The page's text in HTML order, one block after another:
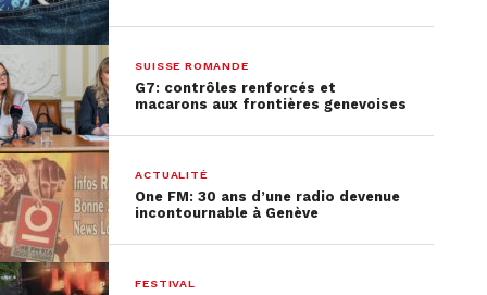
SUISSE ROMANDE
G7: contrôles renforcés et
macarons aux frontières genevoises
ACTUALITÉ
One FM: 30 ans d’une radio devenue
incontournable à Genève
FESTIVAL